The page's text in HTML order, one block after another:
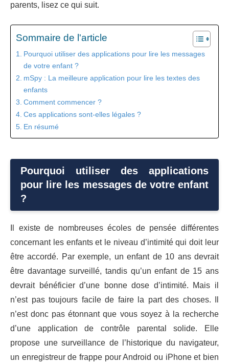
parents, lisez ce qui suit.
Sommaire de l'article
Pourquoi utiliser des applications pour lire les messages
de votre enfant ?
mSpy : La meilleure application pour lire les textes des
enfants
Comment commencer ?
Ces applications sont-elles légales ?
En résumé
Pourquoi utiliser des applications
pour lire les messages de votre enfant
?
Il existe de nombreuses écoles de pensée différentes
concernant les enfants et le niveau d’intimité qui doit leur
être accordé. Par exemple, un enfant de 10 ans devrait
être davantage surveillé, tandis qu’un enfant de 15 ans
devrait bénéficier d’une bonne dose d’intimité. Mais il
n’est pas toujours facile de faire la part des choses. Il
n’est donc pas étonnant que vous soyez à la recherche
d’une application de contrôle parental solide. Elle
propose une surveillance de l’historique du navigateur,
un enregistreur de frappe pour Android ou iPhone et bien